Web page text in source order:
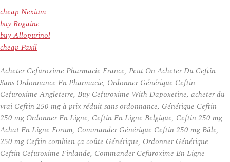
cheap Nexium
buy Rogaine
buy Allopurinol
cheap Paxil
Acheter Cefuroxime Pharmacie France, Peut On Acheter Du Ceftin
Sans Ordonnance En Pharmacie, Ordonner Générique Ceftin
Cefuroxime Angleterre, Buy Cefuroxime With Dapoxetine, acheter du
vrai Ceftin 250 mg à prix réduit sans ordonnance, Générique Ceftin
250 mg Ordonner En Ligne, Ceftin En Ligne Belgique, Ceftin 250 mg
Achat En Ligne Forum, Commander Générique Ceftin 250 mg Bâle,
250 mg Ceftin combien ça coûte Générique, Ordonner Générique
Ceftin Cefuroxime Finlande, Commander Cefuroxime En Ligne